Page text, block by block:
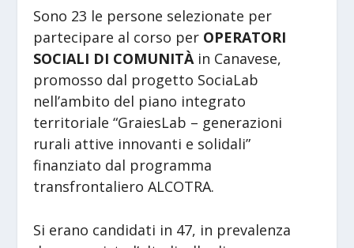
Sono 23 le persone selezionate per
partecipare al corso per OPERATORI
SOCIALI DI COMUNITÀ in Canavese,
promosso dal progetto SociaLab
nell’ambito del piano integrato
territoriale “GraiesLab – generazioni
rurali attive innovanti e solidali”
finanziato dal programma
transfrontaliero ALCOTRA.
Si erano candidati in 47, in prevalenza